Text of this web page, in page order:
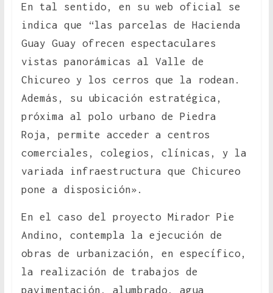
En tal sentido, en su web oficial se
indica que “las parcelas de Hacienda
Guay Guay ofrecen espectaculares
vistas panorámicas al Valle de
Chicureo y los cerros que la rodean.
Además, su ubicación estratégica,
próxima al polo urbano de Piedra
Roja, permite acceder a centros
comerciales, colegios, clínicas, y la
variada infraestructura que Chicureo
pone a disposición».
En el caso del proyecto Mirador Pie
Andino, contempla la ejecución de
obras de urbanización, en específico,
la realización de trabajos de
pavimentación, alumbrado, agua